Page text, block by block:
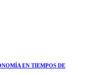
EN TIEMPOS DE